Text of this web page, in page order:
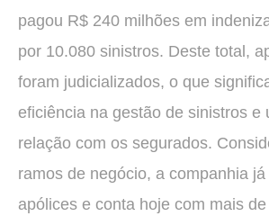
pagou R$ 240 milhões em
por 10.080 sinistros. Deste total,
foram judicializados, o que
eficiência na gestão de sinistros e
relação com os segurados.
ramos de negócio, a companhia
apólices e conta hoje com mais